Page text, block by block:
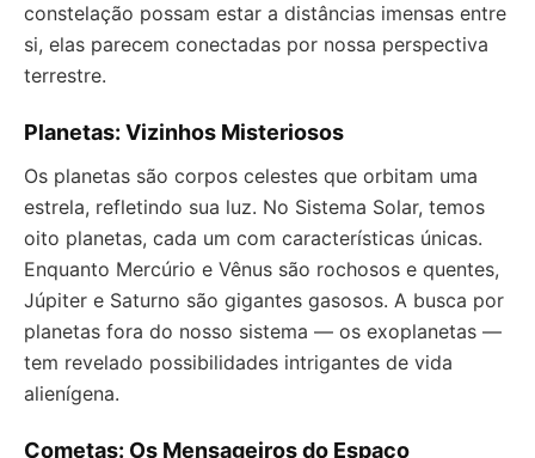
constelação possam estar a distâncias imensas entre
si, elas parecem conectadas por nossa perspectiva
terrestre.
Planetas: Vizinhos Misteriosos
Os planetas são corpos celestes que orbitam uma
estrela, refletindo sua luz. No Sistema Solar, temos
oito planetas, cada um com características únicas.
Enquanto Mercúrio e Vênus são rochosos e quentes,
Júpiter e Saturno são gigantes gasosos. A busca por
planetas fora do nosso sistema — os exoplanetas —
tem revelado possibilidades intrigantes de vida
alienígena.
Cometas: Os Mensageiros do Espaço